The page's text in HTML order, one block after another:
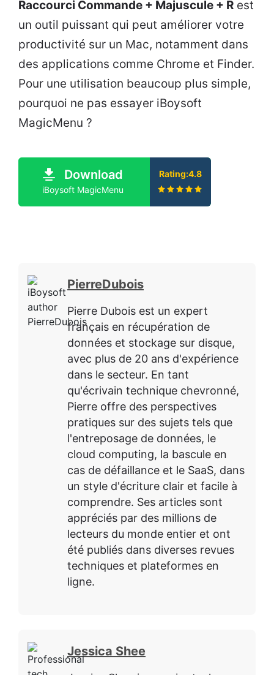
Raccourci Commande + Majuscule + R est
un outil puissant qui peut améliorer votre
productivité sur un Mac, notamment dans
des applications comme Chrome et Finder.
Pour une utilisation beaucoup plus simple,
pourquoi ne pas essayer iBoysoft
MagicMenu ?
Download
iBoysoft MagicMenu
Rating:4.8
PierreDubois
Pierre Dubois est un expert
français en récupération de
données et stockage sur disque,
avec plus de 20 ans d'expérience
dans le secteur. En tant
qu'écrivain technique chevronné,
Pierre offre des perspectives
pratiques sur des sujets tels que
l'entreposage de données, le
cloud computing, la bascule en
cas de défaillance et le SaaS, dans
un style d'écriture clair et facile à
comprendre. Ses articles sont
appréciés par des millions de
lecteurs du monde entier et ont
été publiés dans diverses revues
techniques et plateformes en
ligne.
Jessica Shee